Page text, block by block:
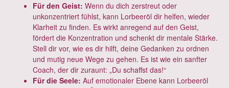
Für den Geist: Wenn du dich zerstreut oder
unkonzentriert fühlst, kann Lorbeeröl dir helfen, wieder
Klarheit zu finden. Es wirkt anregend auf den Geist,
fördert die Konzentration und schenkt dir mentale Stärke.
Stell dir vor, wie es dir hilft, deine Gedanken zu ordnen
und mutig neue Wege zu gehen. Es ist wie ein sanfter
Coach, der dir zuraunt: „Du schaffst das!“
Für die Seele: Auf emotionaler Ebene kann Lorbeeröl